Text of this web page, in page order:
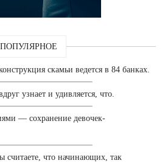
ПОПУЛЯРНОЕ
скамьи ведется в 84 банках.
узнает и удивляется, что.
— сохранение девочек-
считаете, что начинающих, так